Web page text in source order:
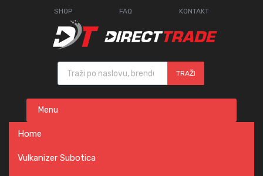
SHOP FAQ KONTAKT
Products search
TRAŽI
content
Menu
Home
Vulkanizer Subotica